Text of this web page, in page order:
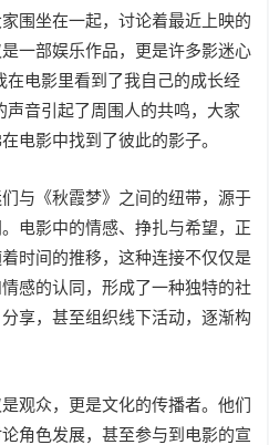
围坐在一起，讨论着最近上映的
一部娱乐作品，更是许多影迷心
在电影里看到了我自己的成长经
声音引起了周围人的共鸣，大家
电影中找到了彼此的影子。
与《秋霞梦》之间的纽带，源于
电影中的情感、挣扎与希望，正
时间的推移，这种连接不仅仅是
感的认同，形成了一种独特的社
享，甚至组织线下活动，逐渐构
观众，更是文化的传播者。他们
角色发展，甚至参与到电影的宣